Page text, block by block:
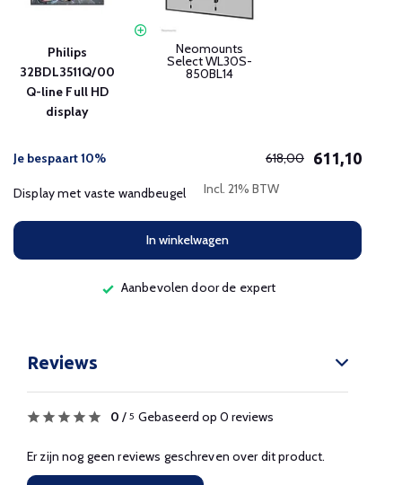
Philips
32BDL3511Q/00
Q-line Full HD
display
Neomounts
Select WL30S-
850BL14
Je bespaart 10% 618,00 611,10
Display met vaste wandbeugel Incl. 21% BTW
In winkelwagen
Aanbevolen door de expert
Reviews
0 / 5 Gebaseerd op 0 reviews
Er zijn nog geen reviews geschreven over dit product.